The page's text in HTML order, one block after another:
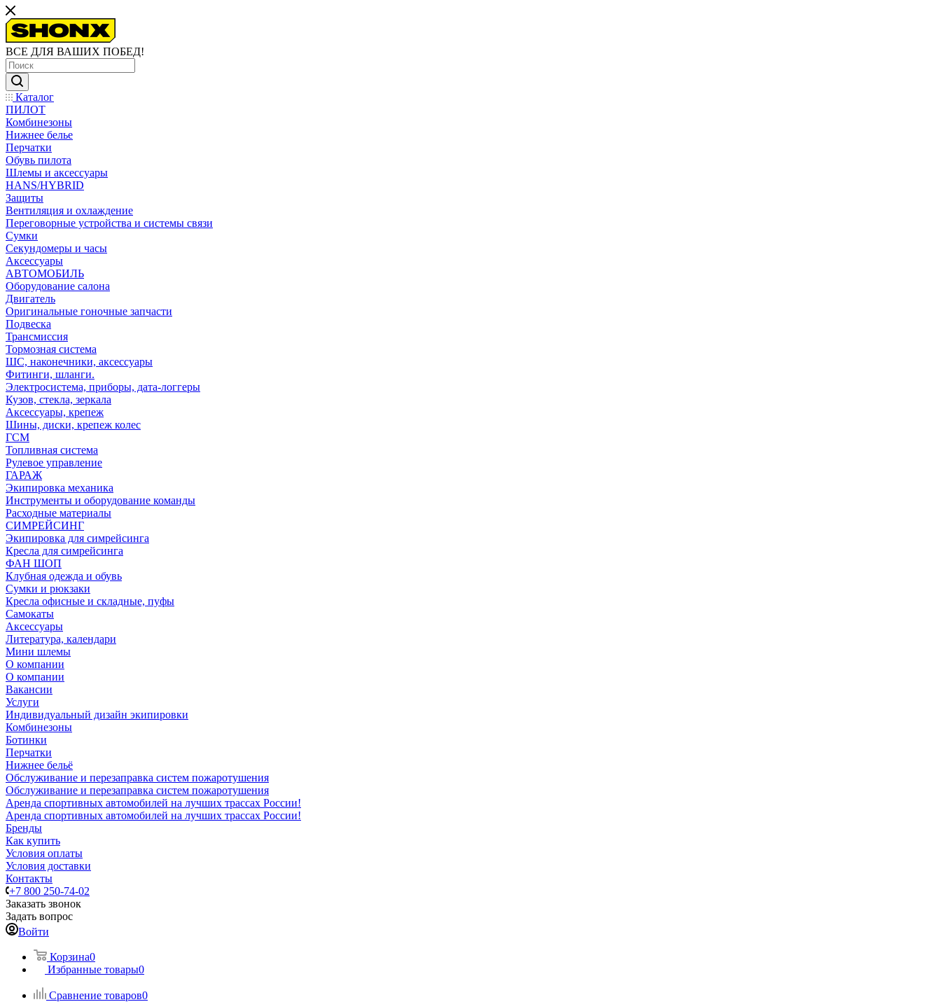
ВСЕ ДЛЯ ВАШИХ ПОБЕД!
Каталог
ПИЛОТ
Комбинезоны
Нижнее белье
Перчатки
Обувь пилота
Шлемы и аксессуары
HANS/HYBRID
Защиты
Вентиляция и охлаждение
Переговорные устройства и системы связи
Сумки
Секундомеры и часы
Аксессуары
АВТОМОБИЛЬ
Оборудование салона
Двигатель
Оригинальные гоночные запчасти
Подвеска
Трансмиссия
Тормозная система
ШС, наконечники, аксессуары
Фитинги, шланги.
Электросистема, приборы, дата-логгеры
Кузов, стекла, зеркала
Аксессуары, крепеж
Шины, диски, крепеж колес
ГСМ
Топливная система
Рулевое управление
ГАРАЖ
Экипировка механика
Инструменты и оборудование команды
Расходные материалы
СИМРЕЙСИНГ
Экипировка для симрейсинга
Кресла для симрейсинга
ФАН ШОП
Клубная одежда и обувь
Сумки и рюкзаки
Кресла офисные и складные, пуфы
Самокаты
Аксессуары
Литература, календари
Мини шлемы
О компании
О компании
Вакансии
Услуги
Индивидуальный дизайн экипировки
Комбинезоны
Ботинки
Перчатки
Нижнее бельё
Обслуживание и перезаправка систем пожаротушения
Обслуживание и перезаправка систем пожаротушения
Аренда спортивных автомобилей на лучших трассах России!
Аренда спортивных автомобилей на лучших трассах России!
Бренды
Как купить
Условия оплаты
Условия доставки
Контакты
+7 800 250-74-02
Заказать звонок
Задать вопрос
Войти
Корзина0
Избранные товары0
Сравнение товаров0